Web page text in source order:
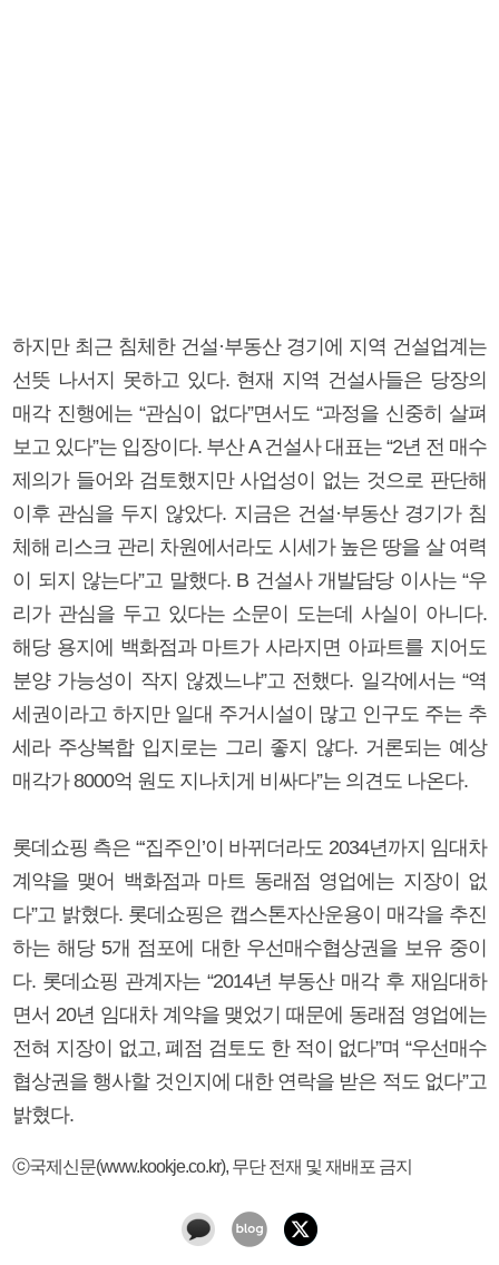
하지만 최근 침체한 건설·부동산 경기에 지역 건설업계는
선뜻 나서지 못하고 있다. 현재 지역 건설사들은 당장의
매각 진행에는 “관심이 없다”면서도 “과정을 신중히 살펴
보고 있다”는 입장이다. 부산 A 건설사 대표는 “2년 전 매수
제의가 들어와 검토했지만 사업성이 없는 것으로 판단해
이후 관심을 두지 않았다. 지금은 건설·부동산 경기가 침
체해 리스크 관리 차원에서라도 시세가 높은 땅을 살 여력
이 되지 않는다”고 말했다. B 건설사 개발담당 이사는 “우
리가 관심을 두고 있다는 소문이 도는데 사실이 아니다.
해당 용지에 백화점과 마트가 사라지면 아파트를 지어도
분양 가능성이 작지 않겠느냐”고 전했다. 일각에서는 “역
세권이라고 하지만 일대 주거시설이 많고 인구도 주는 추
세라 주상복합 입지로는 그리 좋지 않다. 거론되는 예상
매각가 8000억 원도 지나치게 비싸다”는 의견도 나온다.
롯데쇼핑 측은 “‘집주인’이 바뀌더라도 2034년까지 임대차
계약을 맺어 백화점과 마트 동래점 영업에는 지장이 없
다”고 밝혔다. 롯데쇼핑은 캡스톤자산운용이 매각을 추진
하는 해당 5개 점포에 대한 우선매수협상권을 보유 중이
다. 롯데쇼핑 관계자는 “2014년 부동산 매각 후 재임대하
면서 20년 임대차 계약을 맺었기 때문에 동래점 영업에는
전혀 지장이 없고, 폐점 검토도 한 적이 없다”며 “우선매수
협상권을 행사할 것인지에 대한 연락을 받은 적도 없다”고
밝혔다.
ⓒ국제신문(www.kookje.co.kr), 무단 전재 및 재배포 금지